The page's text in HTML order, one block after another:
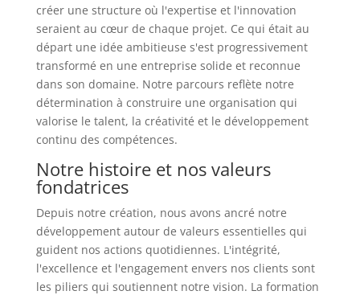
créer une structure où l'expertise et l'innovation
seraient au cœur de chaque projet. Ce qui était au
départ une idée ambitieuse s'est progressivement
transformé en une entreprise solide et reconnue
dans son domaine. Notre parcours reflète notre
détermination à construire une organisation qui
valorise le talent, la créativité et le développement
continu des compétences.
Notre histoire et nos valeurs
fondatrices
Depuis notre création, nous avons ancré notre
développement autour de valeurs essentielles qui
guident nos actions quotidiennes. L'intégrité,
l'excellence et l'engagement envers nos clients sont
les piliers qui soutiennent notre vision. La formation